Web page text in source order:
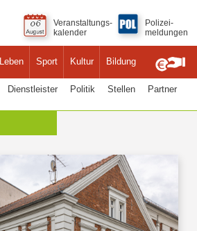
Leben Sport Kultur Bildung
Veranstaltungs-
kalender
Polizei-
meldungen
Dienstleister Politik Stellen Partner